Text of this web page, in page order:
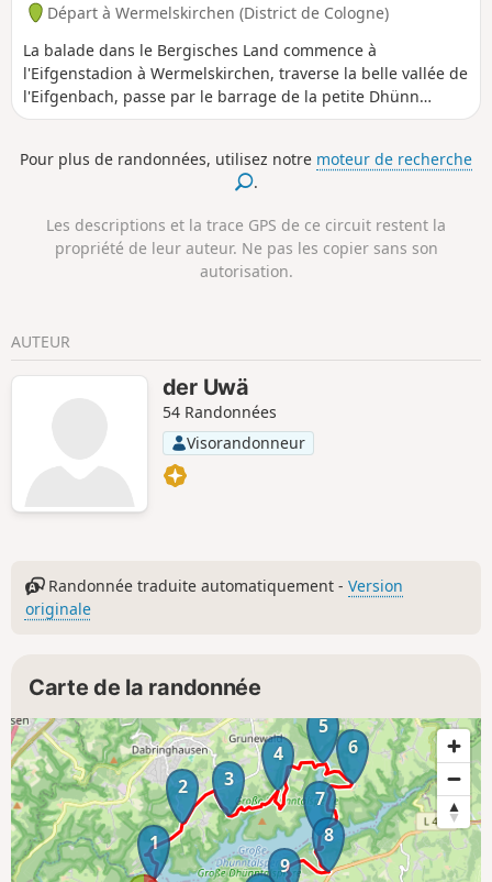
Départ à Wermelskirchen (District de Cologne)
La balade dans le Bergisches Land commence à
l'Eifgenstadion à Wermelskirchen, traverse la belle vallée de
l'Eifgenbach, passe par le barrage de la petite Dhünn
jusqu'au barrage de la Große Dhünn, puis revient par
revient au point de départ.
Pour plus de randonnées, utilisez notre moteur de recherche
.
Les descriptions et la trace GPS de ce circuit restent la
propriété de leur auteur. Ne pas les copier sans son
autorisation.
AUTEUR
der Uwä
54 Randonnées
Visorandonneur
Randonnée traduite automatiquement -Version
originale
Carte de la randonnée
1
2 3
4
5
6
7
8
9